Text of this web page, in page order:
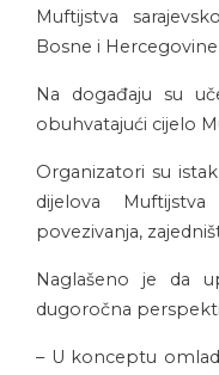
Muftijstva
Bosne i Hercegovine.
Na događaju su
obuhvatajući cijelo
Organizatori su
dijelova
povezivanja,
Naglašeno je da
dugoročna
– U konceptu